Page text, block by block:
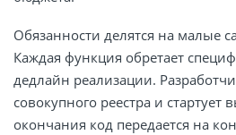
Обязанности делятся на малые
Каждая функция обретает
дедлайн реализации.
совокупного реестра и
окончания код передается на